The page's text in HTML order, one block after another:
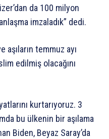
da 100 milyon
imzaladık” dedi.
aşıların temmuz ayı
edilmiş olacağını
kurtarıyoruz. 3
bu ülkenin bir aşılama
Biden, Beyaz Saray’da